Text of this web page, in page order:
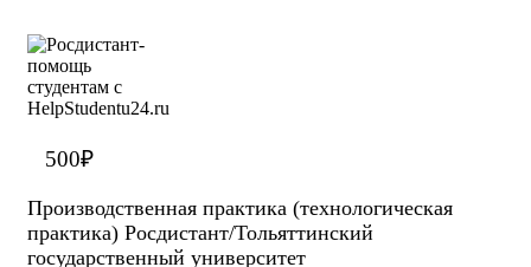
500₽
Производственная практика (технологическая
практика) Росдистант/Тольяттинский
государственный университет